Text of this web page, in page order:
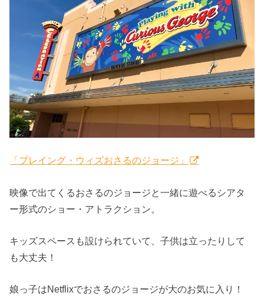
「プレイング・ウィズおさるのジョージ」
映像で出てくるおさるのジョージと一緒に遊べるシアタ
ー形式のショー・アトラクション。
キッズスペースも設けられていて、子供は立ったりして
も大丈夫！
娘っ子はNetflixでおさるのジョージが大のお気に入り！